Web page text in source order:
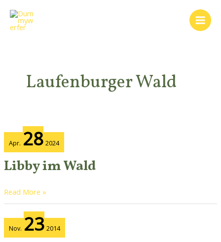
Inhalt
springen
Main
Laufenburger Wald
Apr. 28 2024
Libby im Wald
Wald
Read More »
Nov. 23 2014
Herbst-
Impressionen
2014